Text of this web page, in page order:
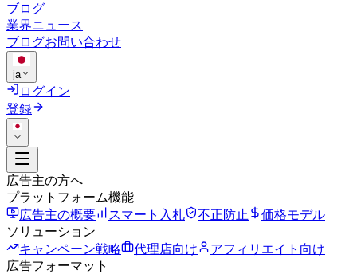
ブログ
業界ニュース
ブログお問い合わせ
ja
ログイン
登録
広告主の方へ
プラットフォーム機能
広告主の概要
スマート入札 不正防止
価格モデル
ソリューション
キャンペーン戦略
代理店向け
アフィリエイト向け
広告フォーマット